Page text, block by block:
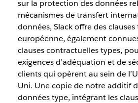
sur la protection des données
mécanismes de transfert
données, Slack offre des clauses
européenne, également
clauses contractuelles types,
exigences d’adéquation et de
clients qui opèrent au sein de
Uni. Une copie de notre additif
données type, intégrant les